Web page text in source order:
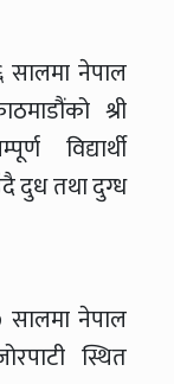
सालमा नेपाल
श्री
विद्यार्थी
दुध तथा दुग्ध
नेपाल
स्थित